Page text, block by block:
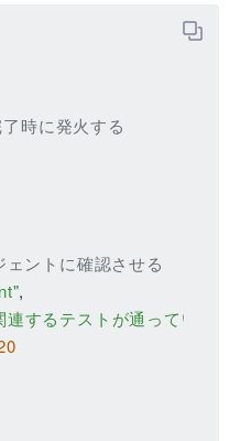
時に発火する
ントに確認させる
,
連するテストが通っているか